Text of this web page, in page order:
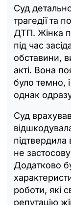
Суд
трагедії та
ДТП. Жінка
під час
обставини,
акті. Вона
було темно,
однак
Суд
підтвердила
не
Додатково
роботи, які
репутацію